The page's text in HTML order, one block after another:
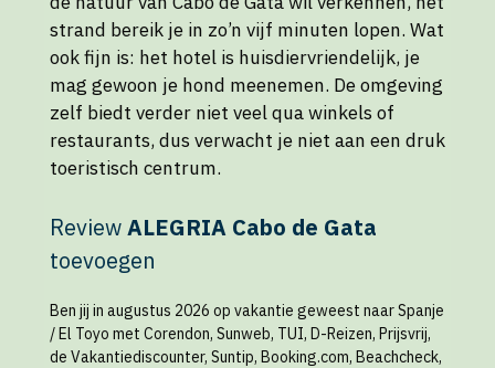
strand bereik je in zo’n vijf minuten lopen. Wat
ook fijn is: het hotel is huisdiervriendelijk, je
mag gewoon je hond meenemen. De omgeving
zelf biedt verder niet veel qua winkels of
restaurants, dus verwacht je niet aan een druk
toeristisch centrum.
ReviewALEGRIA Cabo de Gata
toevoegen
Ben jij in augustus 2026 op vakantie geweest naar Spanje
/ El Toyo met Corendon, Sunweb, TUI, D-Reizen, Prijsvrij,
de Vakantiediscounter, Suntip, Booking.com, Beachcheck,